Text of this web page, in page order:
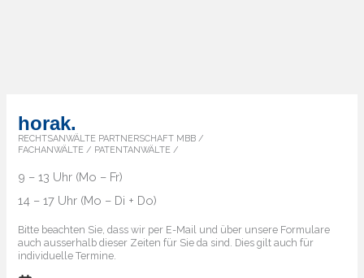
die
Markenländer
horak.
RECHTSANWÄLTE PARTNERSCHAFT MBB /
FACHANWÄLTE / PATENTANWÄLTE /
9 – 13 Uhr (Mo – Fr)
14 – 17 Uhr (Mo – Di + Do)
Bitte beachten Sie, dass wir per E-Mail und über unsere Formulare
auch ausserhalb dieser Zeiten für Sie da sind. Dies gilt auch für
individuelle Termine.